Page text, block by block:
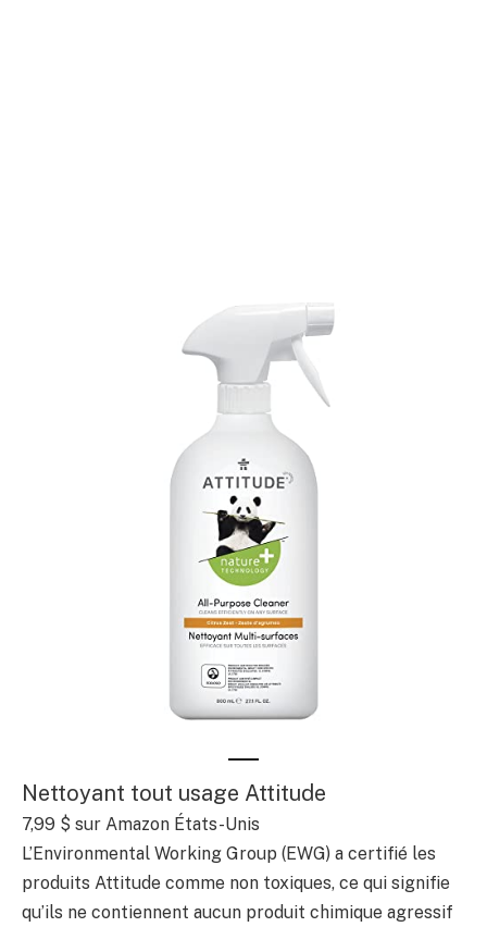
Nettoyant tout usage Attitude
7,99 $ sur Amazon États-Unis
L’Environmental Working Group (EWG) a certifié les
produits Attitude comme non toxiques, ce qui signifie
qu’ils ne contiennent aucun produit chimique agressif